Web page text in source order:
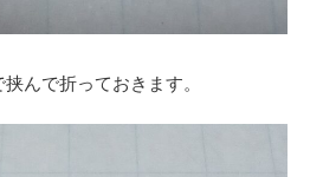
んで折っておきます。